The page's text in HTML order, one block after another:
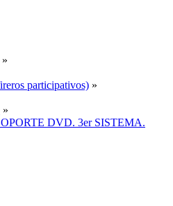
»
participativos) »
»
DVD. 3er SISTEMA.